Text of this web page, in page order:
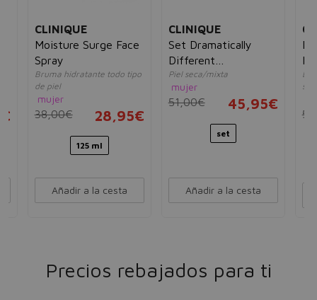
CLINIQUE
Moisture Surge Face
Spray
Bruma hidratante todo tipo
de piel
mujer
38,00€ 28,95€
125 ml
Añadir a la cesta
CLINIQUE
Set Dramatically
Different
Moisturizing Lotion
Piel seca/mixta
mujer
51,00€ 45,95€
set
Añadir a la cesta
Precios rebajados para ti